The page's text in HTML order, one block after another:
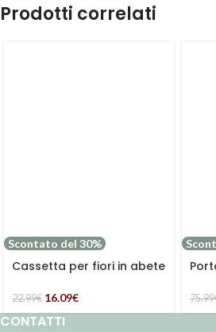
Prodotti correlati
Scontato del 30%
Cassetta per fiori in abete
22.99€ 16.09€ 75.99
CONTATTI